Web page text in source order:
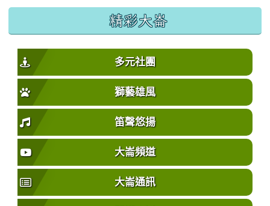
精彩大崙
多元社團
獅藝雄風
笛聲悠揚
大崙頻道
大崙通訊